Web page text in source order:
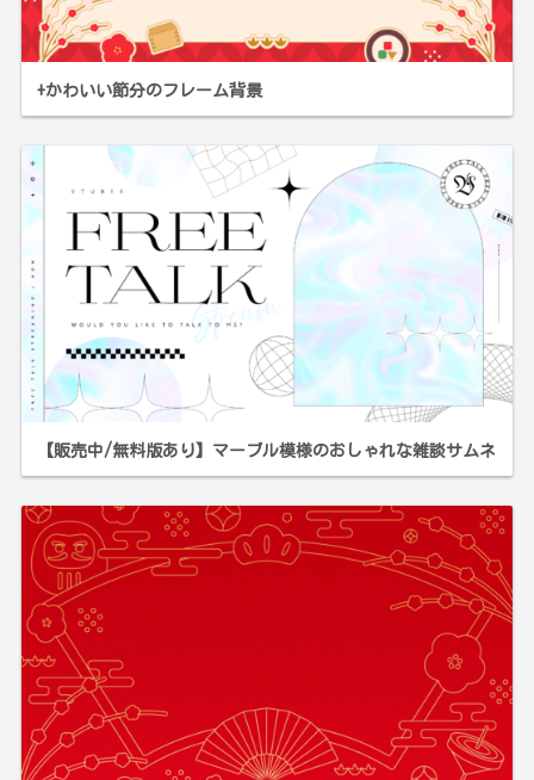
+かわいい節分のフレーム背景
【販売中/無料版あり】マーブル模様のおしゃれな雑談サムネ